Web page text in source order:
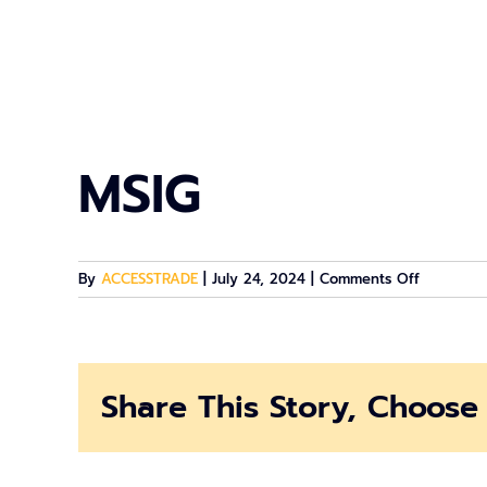
MSIG
By ACCESSTRADE July 24, 2024 Comments Offon
MSIG
Share This Story,